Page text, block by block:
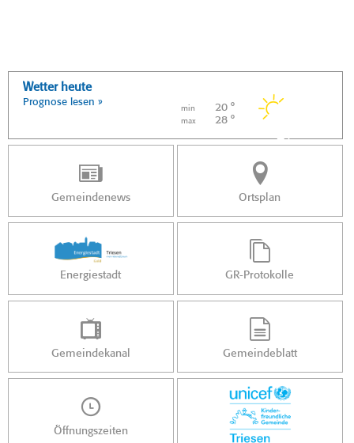
Wetter heute
Prognose lesen »
min 20 °
max 28 °
Gemeindenews Ortsplan
Energiestadt GR-Protokolle
Gemeindekanal Gemeindeblatt
Öffnungszeiten